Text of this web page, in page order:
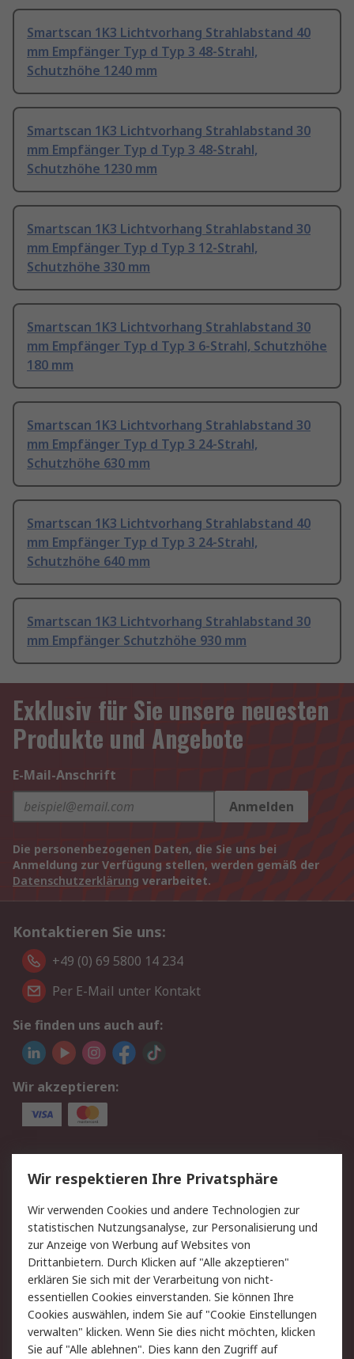
Smartscan 1K3 Lichtvorhang Strahlabstand 40
mm Empfänger Typ d Typ 3 48-Strahl,
Schutzhöhe 1240 mm
Smartscan 1K3 Lichtvorhang Strahlabstand 30
mm Empfänger Typ d Typ 3 48-Strahl,
Schutzhöhe 1230 mm
Smartscan 1K3 Lichtvorhang Strahlabstand 30
mm Empfänger Typ d Typ 3 12-Strahl,
Schutzhöhe 330 mm
Smartscan 1K3 Lichtvorhang Strahlabstand 30
mm Empfänger Typ d Typ 3 6-Strahl, Schutzhöhe
180 mm
Smartscan 1K3 Lichtvorhang Strahlabstand 30
mm Empfänger Typ d Typ 3 24-Strahl,
Schutzhöhe 630 mm
Smartscan 1K3 Lichtvorhang Strahlabstand 40
mm Empfänger Typ d Typ 3 24-Strahl,
Schutzhöhe 640 mm
Smartscan 1K3 Lichtvorhang Strahlabstand 30
mm Empfänger Schutzhöhe 930 mm
Exklusiv für Sie unsere neuesten
Produkte und Angebote
E-Mail-Anschrift
Anmelden
Die personenbezogenen Daten, die Sie uns bei
Anmeldung zur Verfügung stellen, werden gemäß der
Datenschutzerklärung verarbeitet.
Kontaktieren Sie uns:
+49 (0) 69 5800 14 234
Per E-Mail unter Kontakt
Sie finden uns auch auf:
Wir akzeptieren:
Service
Value Added Services
Lieferlösungen
Rücksendungen
Kontakt
Hilfe
Privatkunden
Rechtliches
AGB
Datenschutz
Cookie-Richtlinie
Zahlungsbedingungen
Copyright/Impressum
Entsorgung
Wir respektieren Ihre Privatsphäre
Wir verwenden Cookies und andere Technologien zur
statistischen Nutzungsanalyse, zur Personalisierung und
zur Anzeige von Werbung auf Websites von
Drittanbietern. Durch Klicken auf "Alle akzeptieren"
erklären Sie sich mit der Verarbeitung von nicht-
essentiellen Cookies einverstanden. Sie können Ihre
Cookies auswählen, indem Sie auf "Cookie Einstellungen
verwalten" klicken. Wenn Sie dies nicht möchten, klicken
Sie auf "Alle ablehnen". Dies kann den Zugriff auf